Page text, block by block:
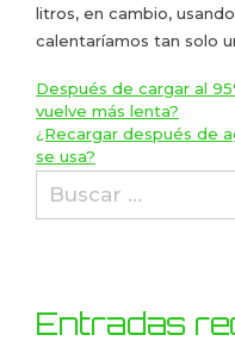
litros, en cambio,
calentaríamos tan solo
Después de cargar al
vuelve más lenta?
¿Recargar después de
se usa?
Entradas